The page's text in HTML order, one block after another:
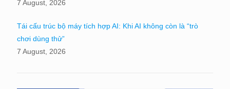
7 August, 2026
Tái cấu trúc bộ máy tích hợp AI: Khi AI không còn là “trò
chơi dùng thử”
7 August, 2026